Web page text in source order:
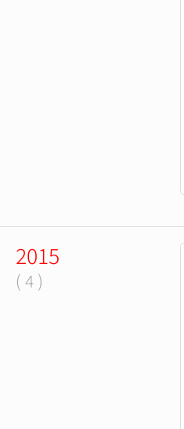
2015
( 4 )